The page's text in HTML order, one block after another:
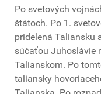
Po svetových
štátoch. Po 1.
pridelená Taliansku
súčaťou Juhoslávie
Talianskom. Po
taliansky